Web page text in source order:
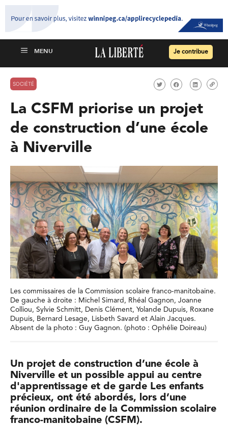
Je contribue
SOCIÉTÉ
La CSFM priorise un projet
de construction d’une école
à Niverville
Les commissaires de la Commission scolaire franco-manitobaine.
De gauche à droite : Michel Simard, Rhéal Gagnon, Joanne
Colliou, Sylvie Schmitt, Denis Clément, Yolande Dupuis, Roxane
Dupuis, Bernard Lesage, Lisbeth Savard et Alain Jacques.
Absent de la photo : Guy Gagnon. (photo : Ophélie Doireau)
Un projet de construction d’une école à
Niverville et un possible appui au centre
d'apprentissage et de garde Les enfants
précieux, ont été abordés, lors d’une
réunion ordinaire de la Commission scolaire
franco-manitobaine (CSFM).